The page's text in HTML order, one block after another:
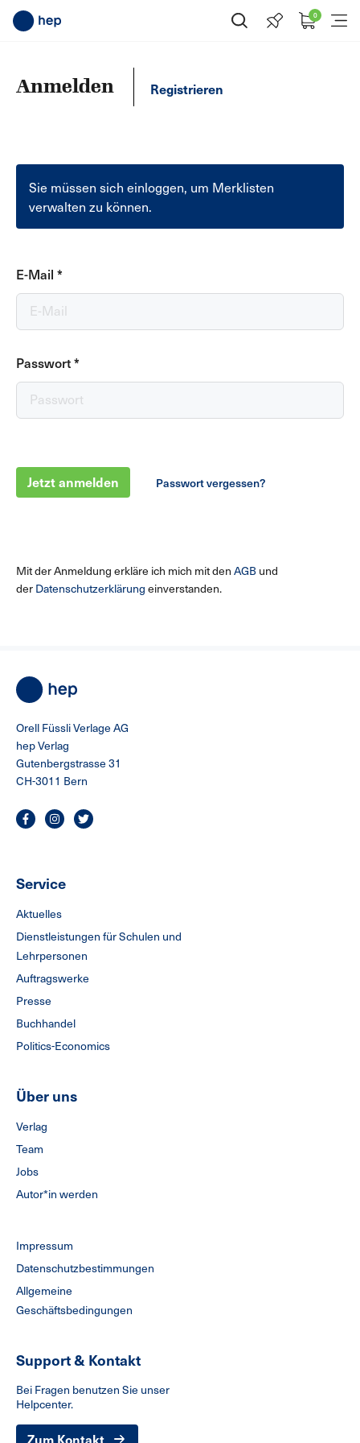
Suche öffnen 0
Anmelden Registrieren
Sie müssen sich einloggen, um Merklisten
verwalten zu können.
E-Mail *
Passwort*
Jetzt anmelden Passwort vergessen?
Mit der Anmeldung erkläre ich mich mit denAGB und
derDatenschutzerklärungeinverstanden.
Orell Füssli Verlage AG
hep Verlag
Gutenbergstrasse 31
CH-3011 Bern
Service
Aktuelles
Dienstleistungen für Schulen und
Lehrpersonen
Auftragswerke
Presse
Buchhandel
Politics-Economics
Über uns
Verlag
Team
Jobs
Autor*in werden
Impressum
Datenschutzbestimmungen
Allgemeine
Geschäftsbedingungen
Support & Kontakt
Bei Fragen benutzen Sie unser
Helpcenter.
Zum Kontakt